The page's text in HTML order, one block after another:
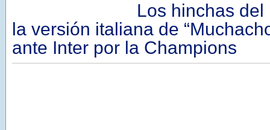
Los hinchas
la versión italiana de
ante Inter por la Champions